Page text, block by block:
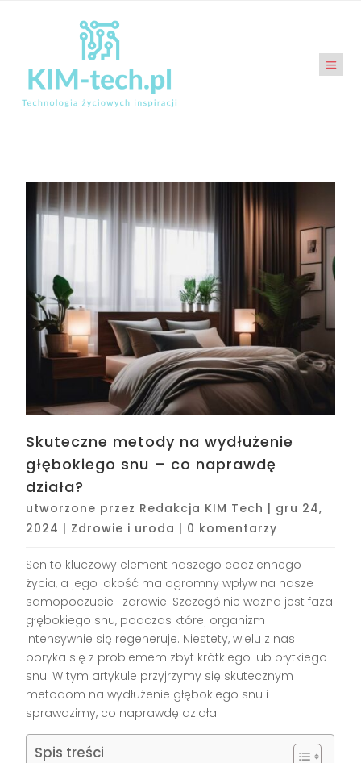
Skuteczne metody na wydłużenie
głębokiego snu – co naprawdę
działa?
utworzone przez Redakcja KIM Tech | gru 24,
2024 | Zdrowie i uroda | 0 komentarzy
Sen to kluczowy element naszego codziennego
życia, a jego jakość ma ogromny wpływ na nasze
samopoczucie i zdrowie. Szczególnie ważna jest faza
głębokiego snu, podczas której organizm
intensywnie się regeneruje. Niestety, wielu z nas
boryka się z problemem zbyt krótkiego lub płytkiego
snu. W tym artykule przyjrzymy się skutecznym
metodom na wydłużenie głębokiego snu i
sprawdzimy, co naprawdę działa.
Spis treści